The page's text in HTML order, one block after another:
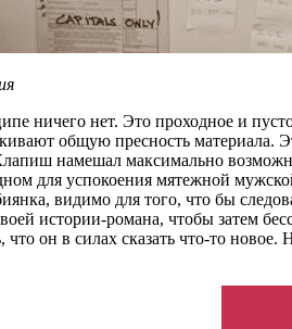
ничего нет. Это проходное и
общую пресность материала.
намешал максимально
для успокоения мятежной
видимо для того, что бы
истории-романа, чтобы затем
что он в силах сказать что-то